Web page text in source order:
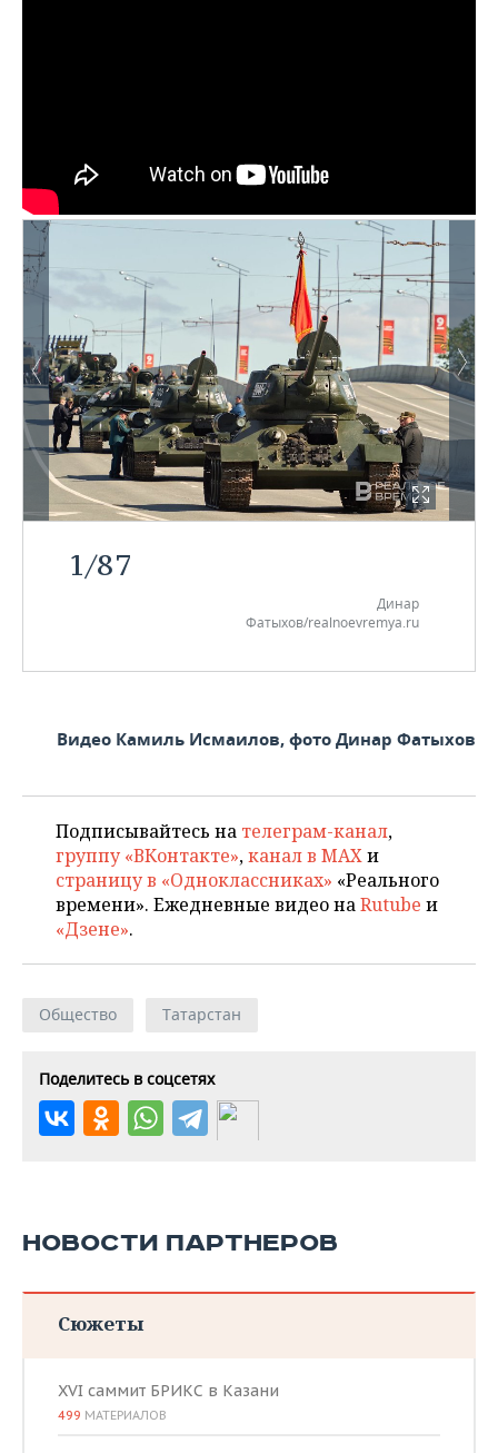
1/87
Динар
Фатыхов/realnoevremya.ru
Видео Камиль Исмаилов, фото Динар Фатыхов
Подписывайтесь на телеграм-канал,
группу «ВКонтакте»,канал в MAXи
страницу в «Одноклассниках» «Реального
времени». Ежедневные видео наRutube и
«Дзене».
Общество Татарстан
Поделитесь в соцсетях
НОВОСТИ ПАРТНЕРОВ
Сюжеты
XVI саммит БРИКС в Казани
499 МАТЕРИАЛОВ